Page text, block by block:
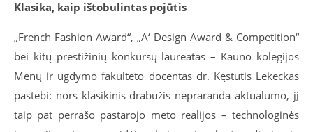
Klasika, kaip ištobulintas pojūtis
„French Fashion Award“, „A‘ Design Award & Competition“
bei kitų prestižinių konkursų laureatas – Kauno kolegijos
Menų ir ugdymo fakulteto docentas dr. Kęstutis Lekeckas
pastebi: nors klasikinis drabužis nepraranda aktualumo, jį
taip pat perrašo pastarojo meto realijos – technologinės